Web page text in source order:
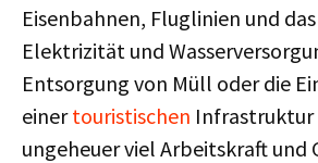
Eisenbahnen, Fluglinien und
Elektrizität und
Entsorgung von Müll oder die
einertouristischen Infrastruktur
ungeheuer viel Arbeitskraft und